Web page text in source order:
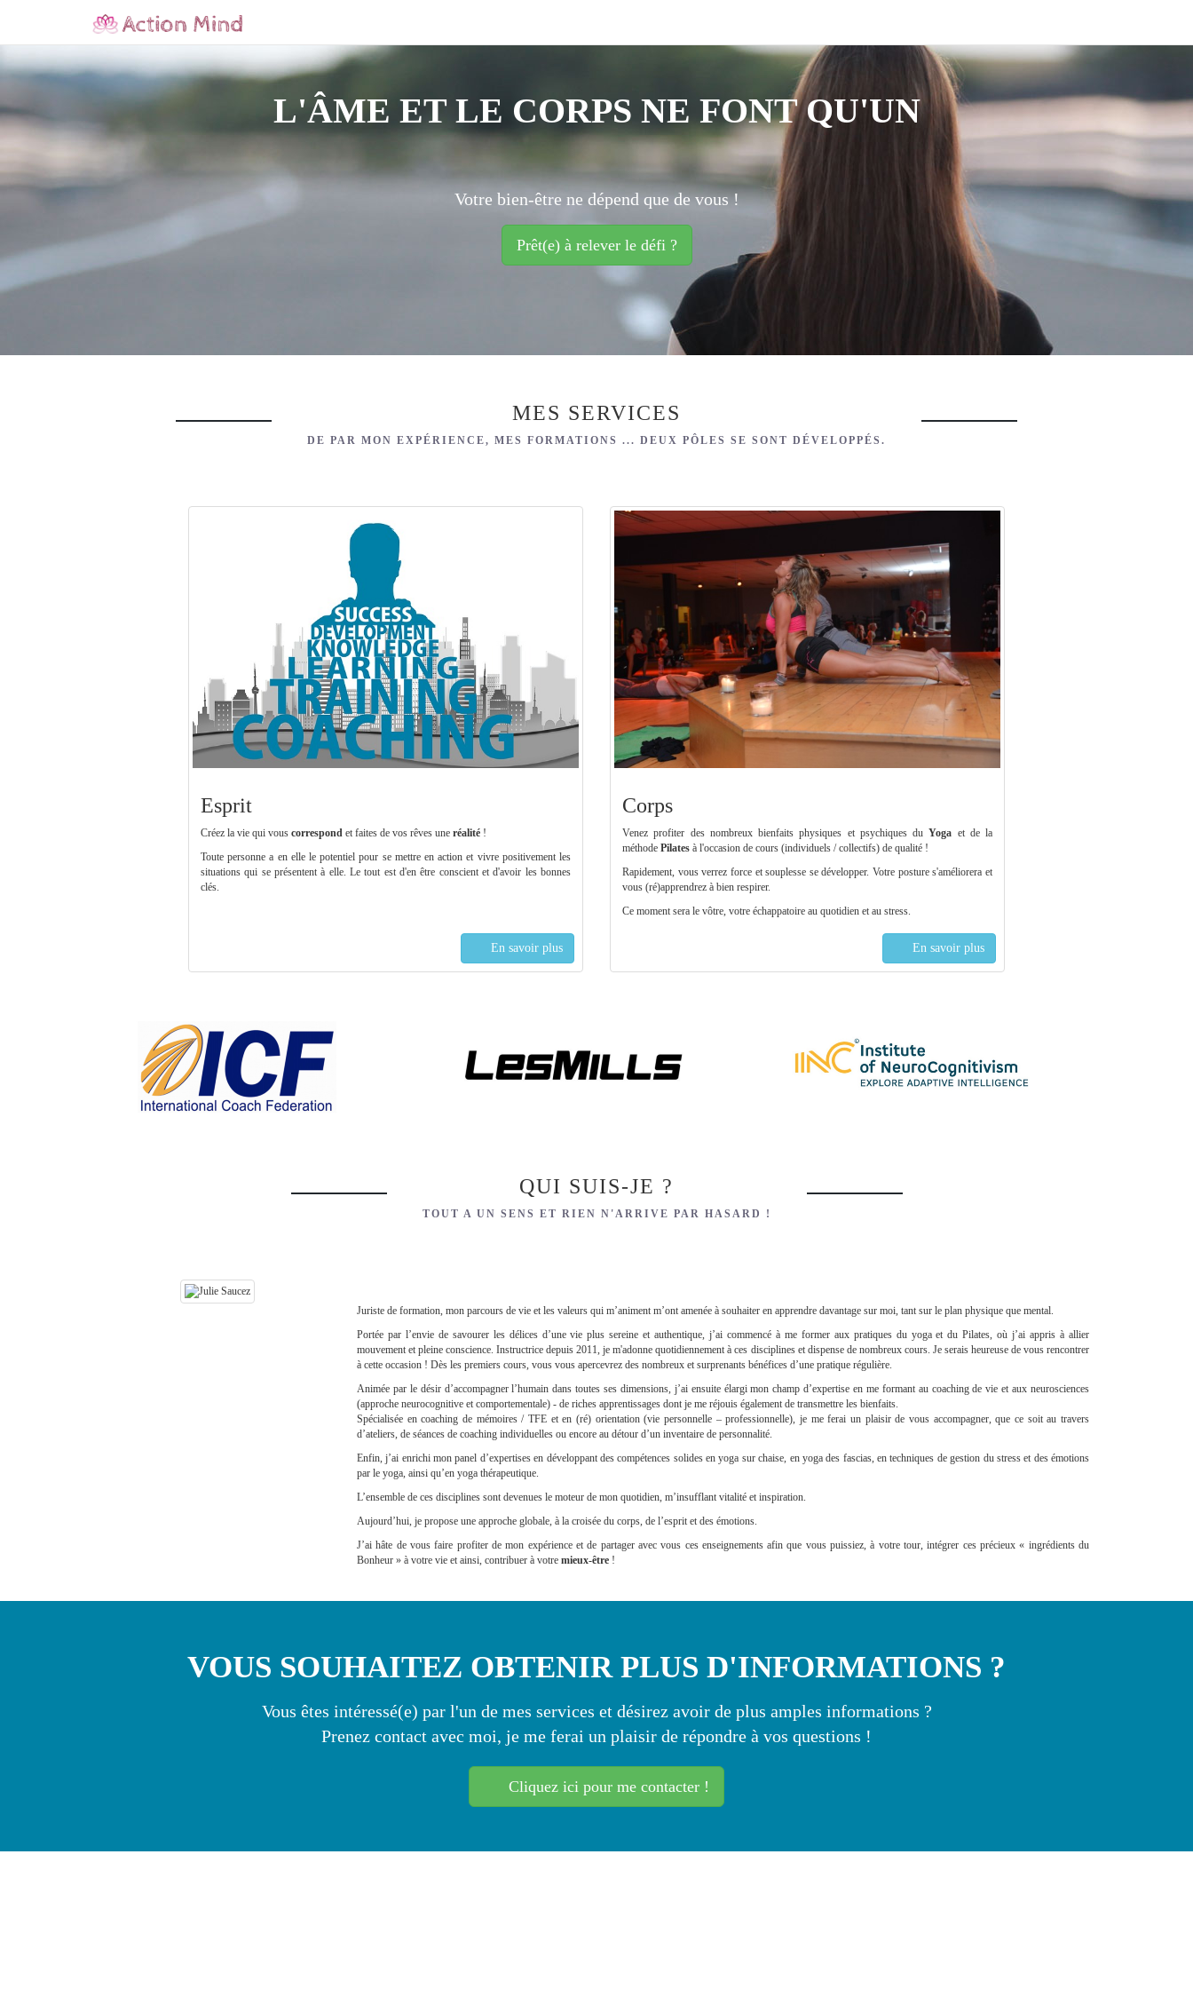
L'ÂME ET LE CORPS NE FONT QU'UN
Votre bien-être ne dépend que de vous !
Prêt(e) à relever le défi ?
MES SERVICES
DE PAR MON EXPÉRIENCE, MES FORMATIONS ... DEUX PÔLES SE SONT DÉVELOPPÉS.
Esprit
Créez la vie qui vous correspond et faites de vos rêves une réalité !
Toute personne a en elle le potentiel pour se mettre en action et vivre positivement les
situations qui se présentent à elle. Le tout est d'en être conscient et d'avoir les bonnes
clés.
En savoir plus
Corps
Venez profiter des nombreux bienfaits physiques et psychiques duYoga et de la
méthode Pilates à l'occasion de cours (individuels / collectifs) de qualité !
Rapidement, vous verrez force et souplesse se développer. Votre posture s'améliorera et
vous (ré)apprendrez à bien respirer.
Ce moment sera le vôtre, votre échappatoire au quotidien et au stress.
En savoir plus
QUI SUIS-JE ?
TOUT A UN SENS ET RIEN N'ARRIVE PAR HASARD !
Juriste de formation, mon parcours de vie et les valeurs qui m’animent m’ont amenée à souhaiter en apprendre davantage sur moi, tant sur le plan physique que mental.
Portée par l’envie de savourer les délices d’une vie plus sereine et authentique, j’ai commencé à me former aux pratiques du yoga et du Pilates, où j’ai appris à allier
mouvement et pleine conscience. Instructrice depuis 2011, je m'adonne quotidiennement à ces disciplines et dispense de nombreux cours. Je serais heureuse de vous rencontrer
à cette occasion ! Dès les premiers cours, vous vous apercevrez des nombreux et surprenants bénéfices d’une pratique régulière.
Animée par le désir d’accompagner l’humain dans toutes ses dimensions, j’ai ensuite élargi mon champ d’expertise en me formant au coaching de vie et aux neurosciences
(approche neurocognitive et comportementale) - de riches apprentissages dont je me réjouis également de transmettre les bienfaits.
Spécialisée en coaching de mémoires / TFE et en (ré) orientation (vie personnelle – professionnelle), je me ferai un plaisir de vous accompagner, que ce soit au travers
d’ateliers, de séances de coaching individuelles ou encore au détour d’un inventaire de personnalité.
Enfin, j’ai enrichi mon panel d’expertises en développant des compétences solides en yoga sur chaise, en yoga des fascias, en techniques de gestion du stress et des émotions
par le yoga, ainsi qu’en yoga thérapeutique.
L’ensemble de ces disciplines sont devenues le moteur de mon quotidien, m’insufflant vitalité et inspiration.
Aujourd’hui, je propose une approche globale, à la croisée du corps, de l’esprit et des émotions.
J’ai hâte de vous faire profiter de mon expérience et de partager avec vous ces enseignements afin que vous puissiez, à votre tour, intégrer ces précieux « ingrédients du
Bonheur » à votre vie et ainsi, contribuer à votre mieux-être !
VOUS SOUHAITEZ OBTENIR PLUS D'INFORMATIONS ?
Vous êtes intéressé(e) par l'un de mes services et désirez avoir de plus amples informations ?
Prenez contact avec moi, je me ferai un plaisir de répondre à vos questions !
Cliquez ici pour me contacter !